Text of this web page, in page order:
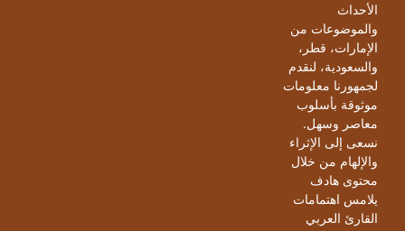
الأحداث
والموضوعات من
الإمارات، قطر،
والسعودية، لنقدم
لجمهورنا معلومات
موثوقة بأسلوب
معاصر وسهل.
نسعى إلى الإثراء
والإلهام من خلال
محتوى هادف
يلامس اهتمامات
القارئ العربي